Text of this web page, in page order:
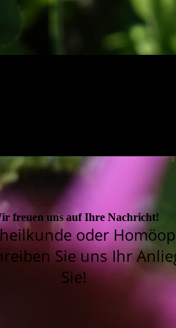
freuen uns auf Ihre Nachricht!
oder
Sie uns Ihr
Sie!